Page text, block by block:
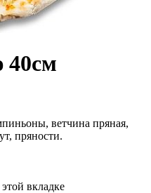
40см
ветчина пряная,
пряности.
вкладке